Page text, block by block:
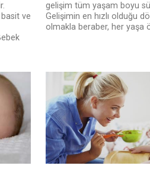
ve
gelişim tüm yaşam boyu
Gelişimin en hızlı olduğu
olmakla beraber, her yaşa